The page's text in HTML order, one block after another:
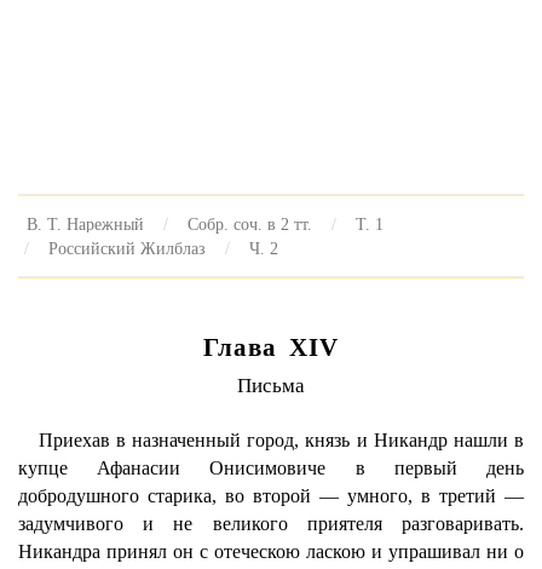
В. Т. Нарежный Собр. соч. в 2 тт.
Т. 1
Российский Жилблаз
Ч. 2
Глава XIV
Письма
Приехав в назначенный город, князь и Никандр нашли в
купце Афанасии Онисимовиче в первый день
добродушного старика, во второй — умного, в третий —
задумчивого и не великого приятеля разговаривать.
Никандра принял он с отеческою ласкою и упрашивал ни о